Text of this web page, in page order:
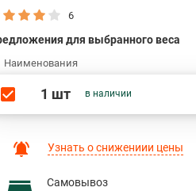
6
для выбранного веса
Наименования
1 шт в наличии
Узнать о снижениии цены
Самовывоз